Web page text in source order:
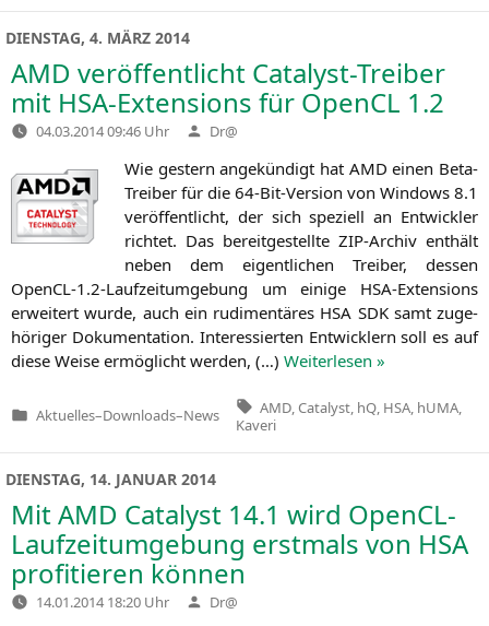
DIENSTAG, 4. MÄRZ 2014
AMD veröffentlicht Catalyst-Treiber
mit HSA-Extensions für OpenCL 1.2
04.03.2014 09:46 Uhr Verfasst
von
Dr@
Wie gestern ange­kün­digt hat AMD einen Beta-
Trei­ber für die 64-Bit-Ver­si­on von Win­dows 8.1
ver­öf­fent­licht, der sich spe­zi­ell an Ent­wick­ler
rich­tet. Das bereit­ge­stell­te ZIP-Archiv ent­hält
neben dem eigent­li­chen Trei­ber, des­sen
OpenCL‑1.2‑Laufzeitumgebung um eini­ge HSA-Exten­si­ons
erwei­tert wur­de, auch ein rudi­men­tä­res HSA SDKsamt zuge­
hö­ri­ger Doku­men­ta­ti­on. Inter­es­sier­ten Ent­wick­lern soll es auf
die­se Wei­se ermög­licht wer­den, (…) Wei­ter­le­sen »
Veröffentlicht
Aktuelles–Downloads–News
Tags:
AMD Catalyst hQ HSA hUMA
Kaveri
DIENSTAG, 14. JANUAR 2014
MitAMD Catalyst 14.1 wird OpenCL-
Laufzeitumgebung erstmals von HSA
profitieren können
14.01.2014 18:20 Uhr Verfasst
von
Dr@